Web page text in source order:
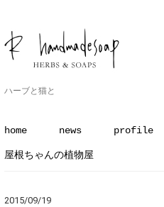
ハーブと猫と
home news profile
屋根ちゃんの植物屋
2015/09/19